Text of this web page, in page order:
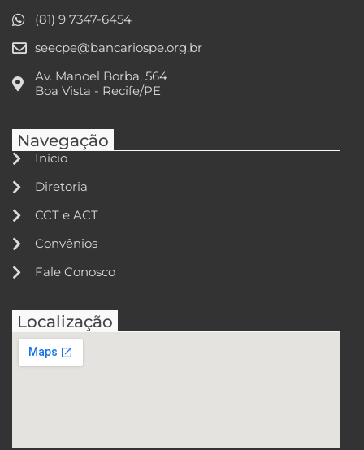
(81) 9 7347-6454
seecpe@bancariospe.org.br
Av. Manoel Borba, 564
Boa Vista - Recife/PE
Navegação
Início
Diretoria
CCT e ACT
Convênios
Fale Conosco
Localização